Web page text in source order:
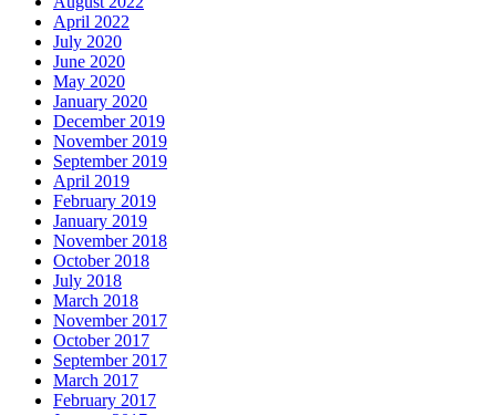
April 2022
July 2020
June 2020
May 2020
January 2020
December 2019
November 2019
September 2019
April 2019
February 2019
January 2019
November 2018
October 2018
July 2018
March 2018
November 2017
October 2017
September 2017
March 2017
February 2017